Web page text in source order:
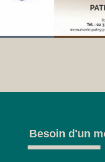
Besoin d'un